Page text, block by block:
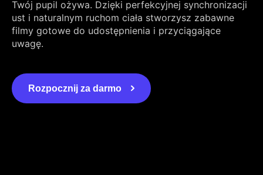
Twój pupil ożywa. Dzięki perfekcyjnej synchronizacji
ust i naturalnym ruchom ciała stworzysz zabawne
filmy gotowe do udostępnienia i przyciągające
uwagę.
Rozpocznij za darmo